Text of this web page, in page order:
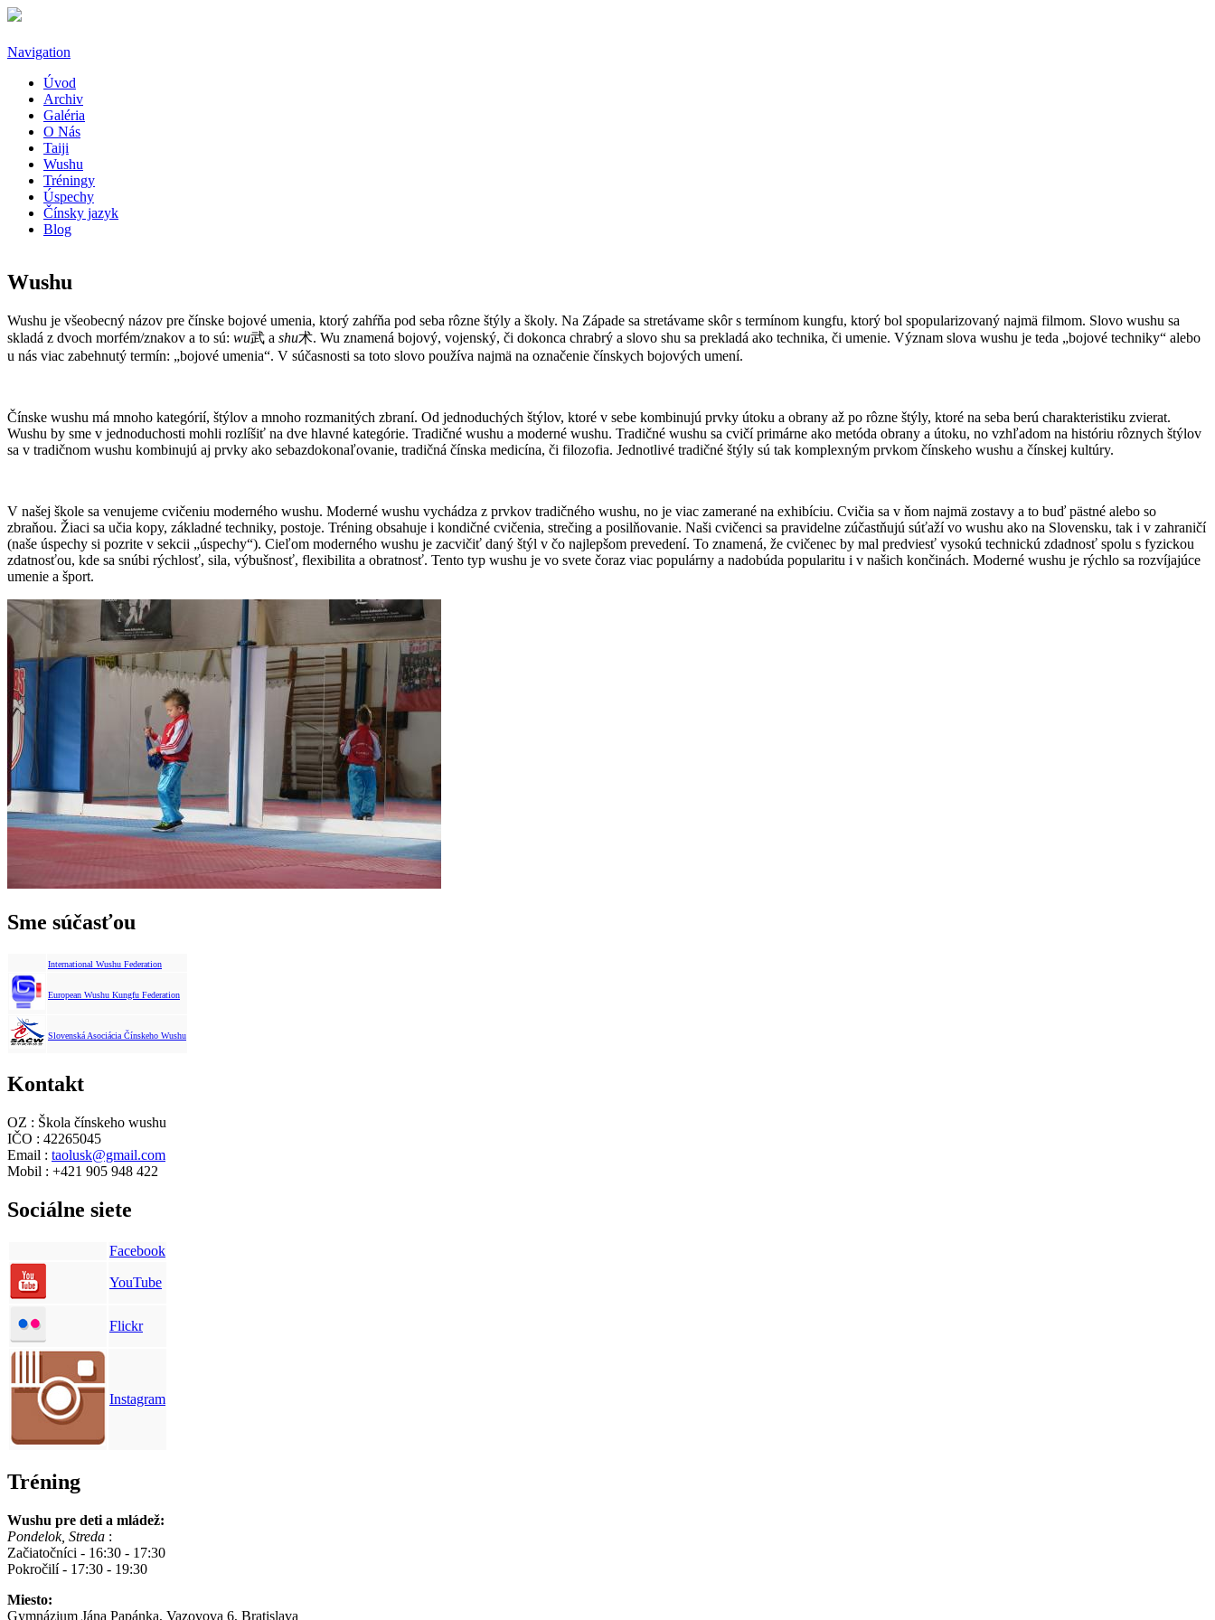
Skočiť na hlavný obsah
Navigation
Úvod
Archiv
Galéria
O Nás
Taiji
Wushu
Tréningy
Úspechy
Čínsky jazyk
Blog
Wushu
Wushu je všeobecný názov pre čínske bojové umenia, ktorý zahŕňa pod seba rôzne štýly a školy. Na Západe sa stretávame skôr s termínom kungfu, ktorý bol spopularizovaný najmä filmom. Slovo wushu sa
skladá z dvoch morfém/znakov a to sú: wu武 a shu术. Wu znamená bojový, vojenský, či dokonca chrabrý a slovo shu sa prekladá ako technika, či umenie. Význam slova wushu je teda „bojové techniky“ alebo
u nás viac zabehnutý termín: „bojové umenia“. V súčasnosti sa toto slovo používa najmä na označenie čínskych bojových umení.
Čínske wushu má mnoho kategórií, štýlov a mnoho rozmanitých zbraní. Od jednoduchých štýlov, ktoré v sebe kombinujú prvky útoku a obrany až po rôzne štýly, ktoré na seba berú charakteristiku zvierat.
Wushu by sme v jednoduchosti mohli rozlíšiť na dve hlavné kategórie. Tradičné wushu a moderné wushu. Tradičné wushu sa cvičí primárne ako metóda obrany a útoku, no vzhľadom na históriu rôznych štýlov
sa v tradičnom wushu kombinujú aj prvky ako sebazdokonaľovanie, tradičná čínska medicína, či filozofia. Jednotlivé tradičné štýly sú tak komplexným prvkom čínskeho wushu a čínskej kultúry.
V našej škole sa venujeme cvičeniu moderného wushu. Moderné wushu vychádza z prvkov tradičného wushu, no je viac zamerané na exhibíciu. Cvičia sa v ňom najmä zostavy a to buď pästné alebo so
zbraňou. Žiaci sa učia kopy, základné techniky, postoje. Tréning obsahuje i kondičné cvičenia, strečing a posilňovanie. Naši cvičenci sa pravidelne zúčastňujú súťaží vo wushu ako na Slovensku, tak i v zahraničí
(naše úspechy si pozrite v sekcii „úspechy“). Cieľom moderného wushu je zacvičiť daný štýl v čo najlepšom prevedení. To znamená, že cvičenec by mal predviesť vysokú technickú zdadnosť spolu s fyzickou
zdatnosťou, kde sa snúbi rýchlosť, sila, výbušnosť, flexibilita a obratnosť. Tento typ wushu je vo svete čoraz viac populárny a nadobúda popularitu i v našich končinách. Moderné wushu je rýchlo sa rozvíjajúce
umenie a šport.
Sme súčasťou
International Wushu Federation
European Wushu Kungfu Federation
Slovenská Asociácia Čínskeho Wushu
Kontakt
OZ : Škola čínskeho wushu
IČO : 42265045
Email : taolusk@gmail.com
Mobil : +421 905 948 422
Sociálne siete
Facebook
YouTube
Flickr
Instagram
Tréning
Wushu pre deti a mládež:
Pondelok, Streda :
Začiatočníci - 16:30 - 17:30
Pokročilí - 17:30 - 19:30
Miesto:
Gymnázium Jána Papánka, Vazovova 6, Bratislava